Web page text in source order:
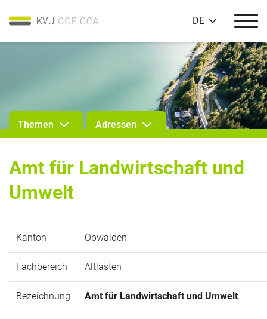
DE
Themen Adressen
Amt für Landwirtschaft und
Umwelt
Kanton Obwalden
Fachbereich Altlasten
Bezeichnung Amt für Landwirtschaft und Umwelt